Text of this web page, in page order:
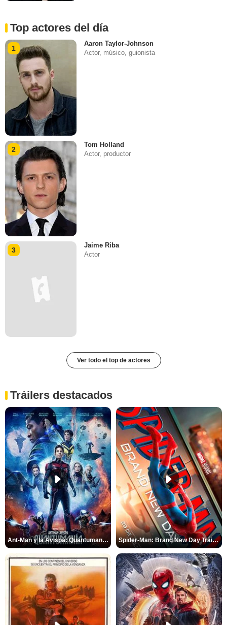
Top actores del día
1
Aaron Taylor-Johnson
Actor, músico, guionista
2
Tom Holland
Actor, productor
3
Jaime Riba
Actor
Ver todo el top de actores
Tráilers destacados
Ant-Man y la Avispa: Quantumanía Tráiler (2) Spider-Man: Brand New Day Tráiler (3)